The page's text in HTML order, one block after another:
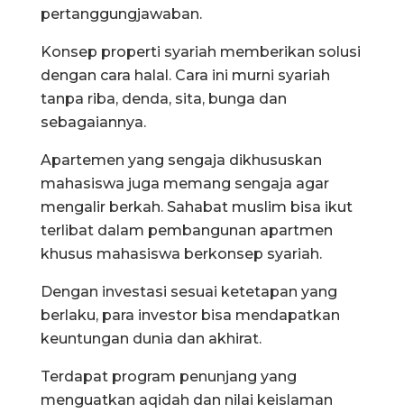
pertanggungjawaban.
Konsep properti syariah memberikan solusi
dengan cara halal. Cara ini murni syariah
tanpa riba, denda, sita, bunga dan
sebagaiannya.
Apartemen yang sengaja dikhususkan
mahasiswa juga memang sengaja agar
mengalir berkah. Sahabat muslim bisa ikut
terlibat dalam pembangunan apartmen
khusus mahasiswa berkonsep syariah.
Dengan investasi sesuai ketetapan yang
berlaku, para investor bisa mendapatkan
keuntungan dunia dan akhirat.
Terdapat program penunjang yang
menguatkan aqidah dan nilai keislaman